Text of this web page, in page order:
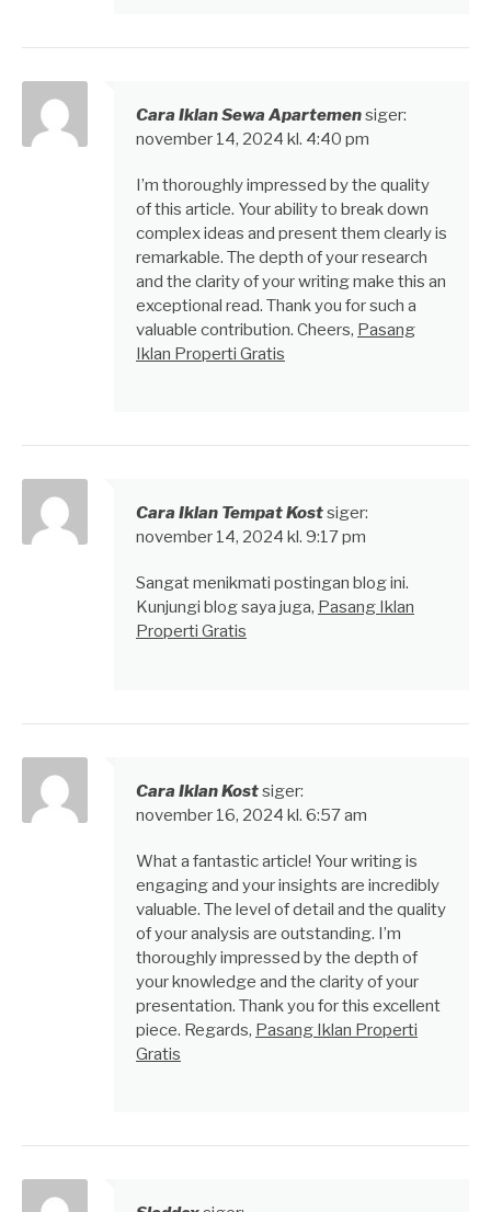
Cara Iklan Sewa Apartemensiger:
november 14, 2024 kl. 4:40 pm
I’m thoroughly impressed by the quality
of this article. Your ability to break down
complex ideas and present them clearly is
remarkable. The depth of your research
and the clarity of your writing make this an
exceptional read. Thank you for such a
valuable contribution. Cheers, Pasang
Iklan Properti Gratis
Cara Iklan Tempat Kostsiger:
november 14, 2024 kl. 9:17 pm
Sangat menikmati postingan blog ini.
Kunjungi blog saya juga, Pasang Iklan
Properti Gratis
Cara Iklan Kostsiger:
november 16, 2024 kl. 6:57 am
What a fantastic article! Your writing is
engaging and your insights are incredibly
valuable. The level of detail and the quality
of your analysis are outstanding. I’m
thoroughly impressed by the depth of
your knowledge and the clarity of your
presentation. Thank you for this excellent
piece. Regards, Pasang Iklan Properti
Gratis